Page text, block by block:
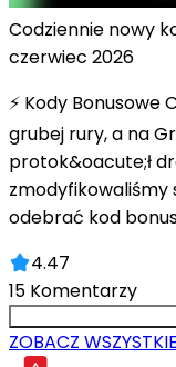
Codziennie nowy
czerwiec 2026
⚡ Kody Bonusowe
grubej rury, a na
protok&oacute;ł
zmodyfikowaliśmy
odebrać kod
4.47
15 Komentarzy
ZOBACZ WSZYSTKIE